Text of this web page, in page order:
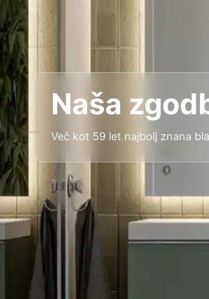
Naša
Več kot 59 let najbolj znana